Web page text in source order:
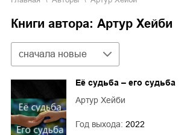
Книги автора: Артур Хейби
Сортировка
сначала новые
Её судьба – его судьба
Артур Хейби
Год выхода: 2022